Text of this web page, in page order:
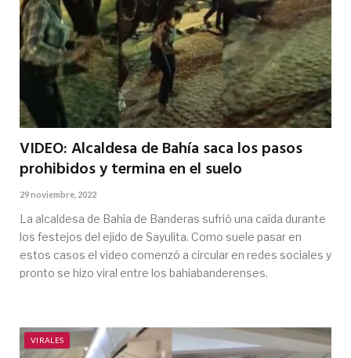
VIDEO: Alcaldesa de Bahía saca los pasos
prohibidos y termina en el suelo
29 noviembre, 2022
La alcaldesa de Bahía de Banderas sufrió una caída durante
los festejos del ejido de Sayulita. Como suele pasar en
estos casos el video comenzó a circular en redes sociales y
pronto se hizo viral entre los bahiabanderenses.
VIRALES